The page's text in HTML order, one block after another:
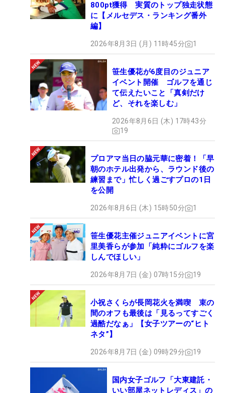
800pt獲得 実質のトップ独走状態
に【メルセデス・ランキング番外
編】
2026年8月3日 (月) 11時45分 1
笹生優花が6度目のジュニア
イベント開催 ゴルフを通じ
て伝えたいこと「真剣だけ
ど、それを楽しむ」
2026年8月6日 (木) 17時43分
19
プロアマ当日の脇元華に密着！「早
朝のホテル出発から、ラウンド後の
練習まで」忙しく過ごすプロの1日
を公開
2026年8月6日 (木) 15時50分 1
笹生優花主催ジュニアイベントに宮
里美香らが参加「純粋にゴルフを楽
しんでほしい」
2026年8月7日 (金) 07時15分 19
小祝さくらが長岡花火を満喫 束の
間のオフも最後は「見るってすごく
過酷だなぁ」【女子ツアーの“ヒト
ネタ”】
2026年8月7日 (金) 09時29分 19
国内女子ゴルフ「大東建託・
いい部屋ネットレディス」の